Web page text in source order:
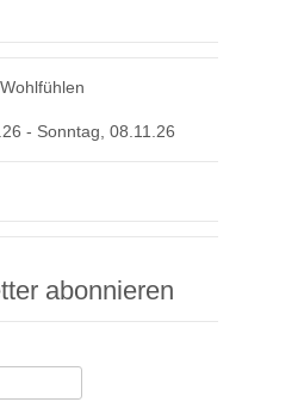
- Sonntag, 08.11.26
abonnieren